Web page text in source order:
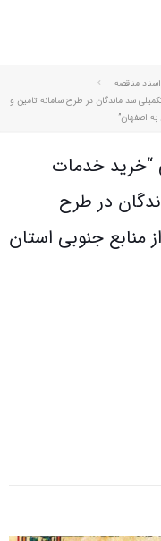
اسناد مناقصه
تکمیلی سد ماندگان در طرح سامانه تامین و
اصفهان”
“خرید خدمات
در طرح
منابع جنوبی استان